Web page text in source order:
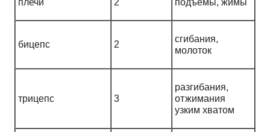
плечи 2 подъемы, жимы
бицепс 2
сгибания,
молоток
трицепс 3
разгибания,
отжимания
узким хватом